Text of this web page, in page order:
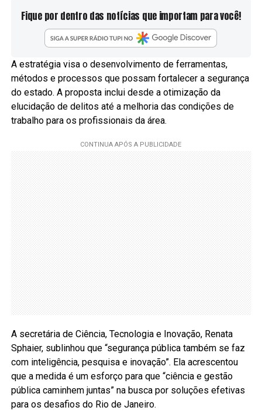
Fique por dentro das notícias que importam para você!
A estratégia visa o desenvolvimento de ferramentas,
métodos e processos que possam fortalecer a segurança
do estado. A proposta inclui desde a otimização da
elucidação de delitos até a melhoria das condições de
trabalho para os profissionais da área.
A secretária de Ciência, Tecnologia e Inovação, Renata
Sphaier, sublinhou que “segurança pública também se faz
com inteligência, pesquisa e inovação”. Ela acrescentou
que a medida é um esforço para que “ciência e gestão
pública caminhem juntas” na busca por soluções efetivas
para os desafios do Rio de Janeiro.